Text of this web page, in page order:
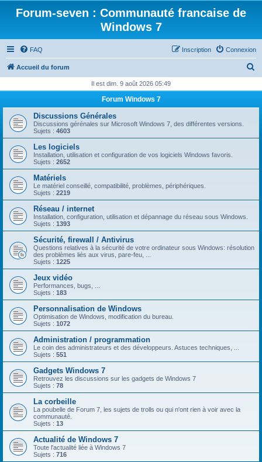
Forum-seven : Communauté francaise de
Windows 7
FAQ Connexion
Inscription
Accueil du forum
h
r
Il est dim. 9 août 2026 05:49
Forum Windows 7
Discussions Générales
Discussions gérénales sur Microsoft Windows 7, des différentes versions.
Sujets : 4603
Les logiciels
Installation, utilisation et configuration de vos logiciels Windows favoris.
Sujets : 2652
Matériels
Le matériel conseillé, compatibilité, problèmes, périphériques.
Sujets : 2219
Réseau / internet
Installation, configuration, utilisation et dépannage du réseau sous Windows.
Sujets : 1393
Sécurité, firewall / Antivirus
Questions relatives à la sécurité de votre ordinateur sous Windows: résolution
des problèmes liés aux virus, pare-feu, ...
Sujets : 1225
Jeux vidéo
Performances, bugs, ...
Sujets : 183
Personnalisation de Windows
Optimisation de Windows, modification du bureau.
Sujets : 1072
Administration / programmation
Le coin des administrateurs et des développeurs. Astuces techniques, ...
Sujets : 551
Gadgets Windows 7
Retrouvez les discussions sur les gadgets de Windows 7
Sujets : 78
La corbeille
La poubelle de Forum 7, les sujets de trolls ou qui n'ont rien à voir avec la
communauté.
Sujets : 13
Actualité de Windows 7
Toute l'actualité liée à Windows 7
Sujets : 716